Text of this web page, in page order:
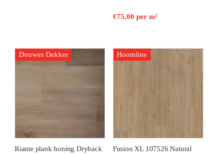
€75,00 per m²
Douwes Dekker
Riante plank honing Dryback
Hoomline
Fusion XL 107526 Natural